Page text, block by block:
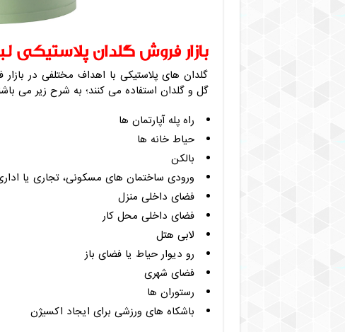
بازار فروش گلدان پلاستیکی
گلدان های پلاستیکی با اهداف مختلفی در
گل و گلدان استفاده می کنند؛ به شرح زیر می
راه پله آپارتمان ها
حیاط خانه ها
بالکن
ورودی ساختمان های مسکونی، تجاری یا
فضای داخلی منزل
فضای داخلی محل کار
لابی هتل
رو دیوار حیاط یا فضای باز
فضای شهری
رستوران ها
باشکاه های ورزشی برای ایجاد اکسیژن